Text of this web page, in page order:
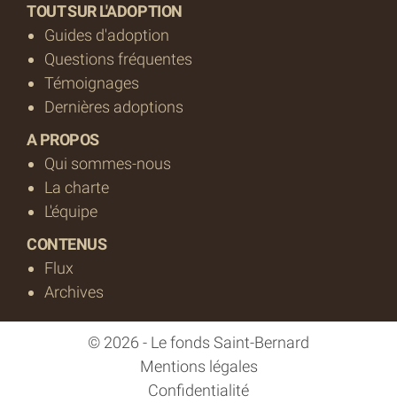
TOUT SUR L'ADOPTION
Guides d'adoption
Questions fréquentes
Témoignages
Dernières adoptions
A PROPOS
Qui sommes-nous
La charte
L'équipe
CONTENUS
Flux
Archives
© 2026 - Le fonds Saint-Bernard
Mentions légales
Confidentialité